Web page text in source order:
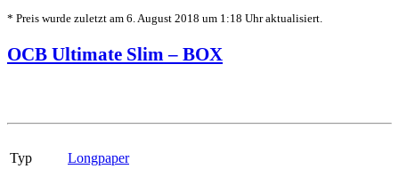
* Preis wurde zuletzt am 6. August 2018 um 1:18 Uhr aktualisiert.
OCB Ultimate Slim – BOX
Typ
Longpaper